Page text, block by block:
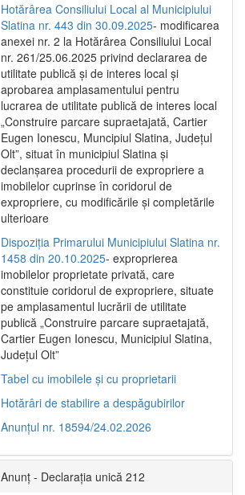
Hotărârea Consiliului Local al Municipiului
Slatina nr. 443 din 30.09.2025- modificarea
anexei nr. 2 la Hotărârea Consiliului Local
nr. 261/25.06.2025 privind declararea de
utilitate publică şi de interes local şi
aprobarea amplasamentului pentru
lucrarea de utilitate publică de interes local
„Construire parcare supraetajată, Cartier
Eugen Ionescu, Muncipiul Slatina, Judeţul
Olt”, situat în municipiul Slatina şi
declanşarea procedurii de expropriere a
imobilelor cuprinse în coridorul de
expropriere, cu modificările şi completările
ulterioare
Dispoziția Primarului Municipiului Slatina nr.
1458 din 20.10.2025- exproprierea
imobilelor proprietate privată, care
constituie coridorul de expropriere, situate
pe amplasamentul lucrării de utilitate
publică „Construire parcare supraetajată,
Cartier Eugen Ionescu, Municipiul Slatina,
Județul Olt”
Tabel cu imobilele și cu proprietarii
Hotărâri de stabilire a despăgubirilor
Anunțul nr. 18594/24.02.2026
Anunț - Declarația unică 212